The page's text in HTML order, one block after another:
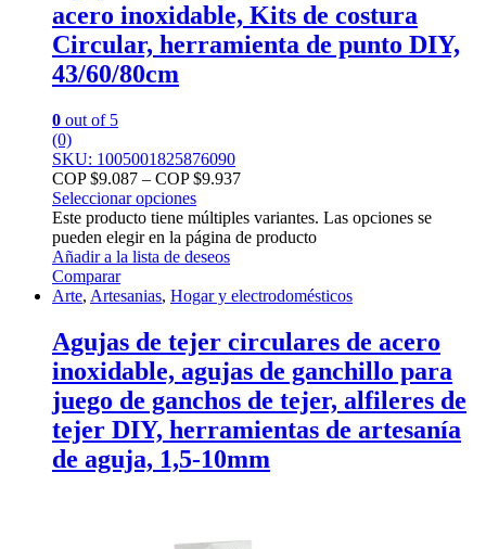
acero inoxidable, Kits de costura
Circular, herramienta de punto DIY,
43/60/80cm
0 out of 5
(0)
SKU: 1005001825876090
COP $9.087 – COP $9.937
Seleccionar opciones
Este producto tiene múltiples variantes. Las opciones se
pueden elegir en la página de producto
Añadir a la lista de deseos
Comparar
Arte, Artesanias, Hogar y electrodomésticos
Agujas de tejer circulares de acero
inoxidable, agujas de ganchillo para
juego de ganchos de tejer, alfileres de
tejer DIY, herramientas de artesanía
de aguja, 1,5-10mm